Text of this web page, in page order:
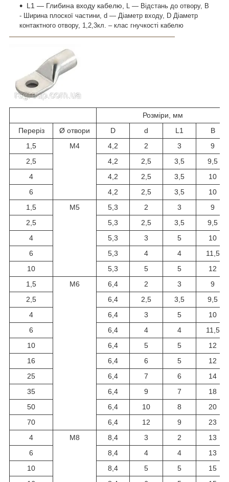
L1 — Глибина входу кабелю, L — Відстань до отвору, В
- Ширина плоскої частини, d — Діаметр входу, D Діаметр
контактного отвору, 1,2,3кл. – клас гнучкості кабелю
Розміри, мм
Переріз
Ø отвори D d L1
B
1,5
М4 4,2 2 3
9
2,5
4,2 2,5 3,5
9,5
4
4,2 2,5 3,5
10
6
4,2 2,5 3,5
10
1,5
М5 5,3 2 3
9
2,5
5,3 2,5 3,5
9,5
4
5,3 3 5
10
6
5,3 4 4
11,5
10
5,3 5 5
12
1,5
М6 6,4 2 3
9
2,5
6,4 2,5 3,5
9,5
4
6,4 3 5
10
6
6,4 4 4
11,5
10
6,4 5 5
12
16
6,4 6 5
12
25
6,4 7 6
14
35
6,4 9 7
18
50
6,4 10 8
20
70
6,4 12 9
23
4
М8 8,4 3 2
13
6
8,4 4 4
13
10
8,4 5 5
15